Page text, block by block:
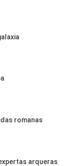
romanas
arqueras